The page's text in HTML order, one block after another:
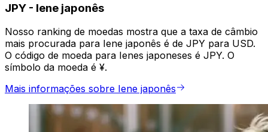
JPY - Iene japonês
Nosso ranking de moedas mostra que a taxa de câmbio
mais procurada para Iene japonês é de JPY para USD.
O código de moeda para Ienes japoneses é JPY. O
símbolo da moeda é ¥.
Mais informações sobre Iene japonês